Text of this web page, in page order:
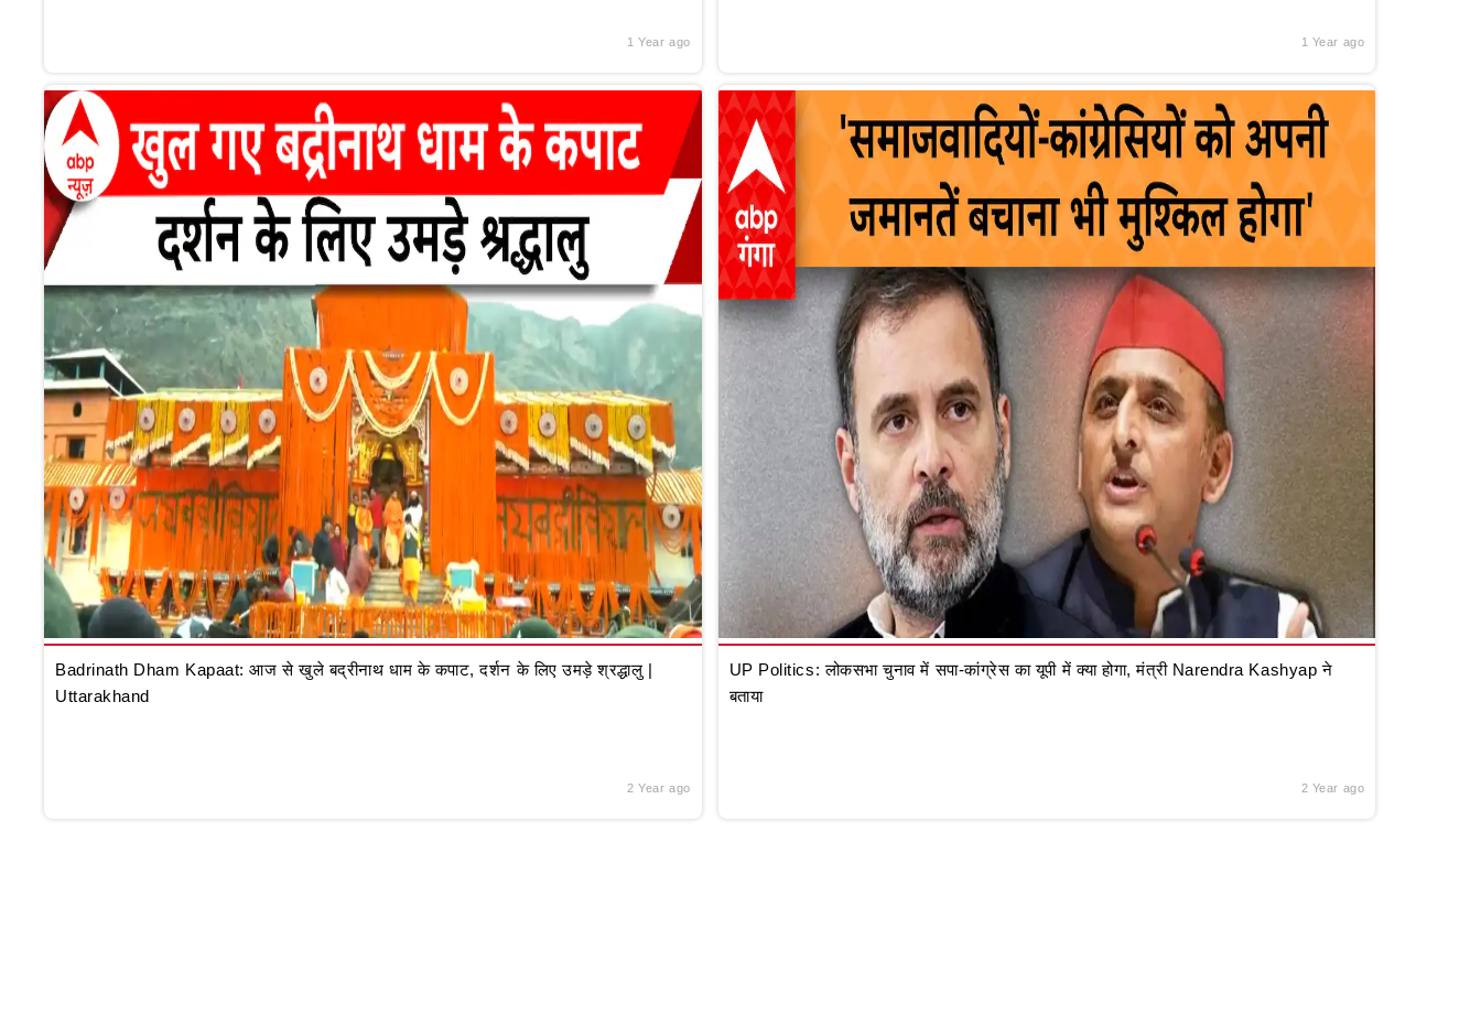
1 Year ago 1 Year ago
Badrinath Dham Kapaat: आज से खुले बद्रीनाथ धाम के कपाट, दर्शन के लिए उमड़े श्रद्धालु |
Uttarakhand
2 Year ago
UP Politics: लोकसभा चुनाव में सपा-कांग्रेस का यूपी में क्या होगा, मंत्री Narendra Kashyap ने
बताया
2 Year ago